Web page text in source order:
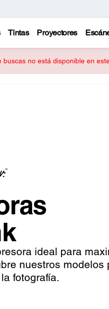
Tintas Proyectores
buscas no está disponible en
ideal para
nuestros modelos
fotografía.